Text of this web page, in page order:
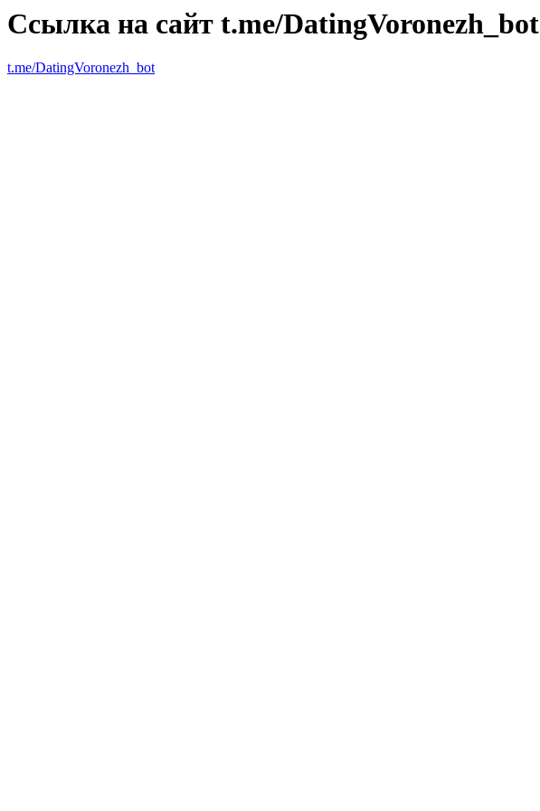
Ссылка на сайт t.me/DatingVoronezh_bot
t.me/DatingVoronezh_bot